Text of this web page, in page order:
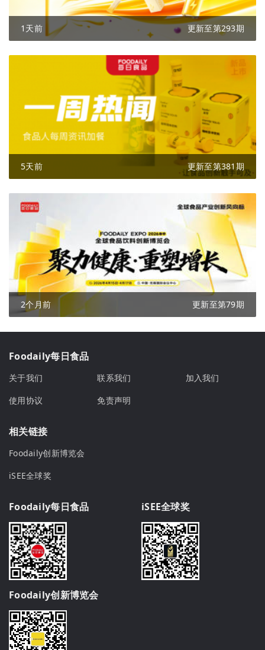
1天前 更新至第293期
5天前 更新至第381期
2个月前 更新至第79期
Foodaily每日食品
关于我们 联系我们
加入我们
使用协议
免责声明
相关链接
Foodaily创新博览会
iSEE全球奖
Foodaily每日食品 iSEE全球奖
Foodaily创新博览会